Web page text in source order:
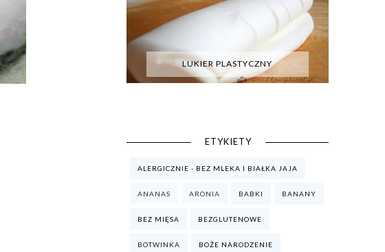
LUKIER PLASTYCZNY
ETYKIETY
ALERGICZNIE - BEZ MLEKA I BIAŁKA JAJA
ANANAS ARONIA BABKI BANANY
BEZ MIĘSA BEZGLUTENOWE
BOTWINKA BOŻE NARODZENIE